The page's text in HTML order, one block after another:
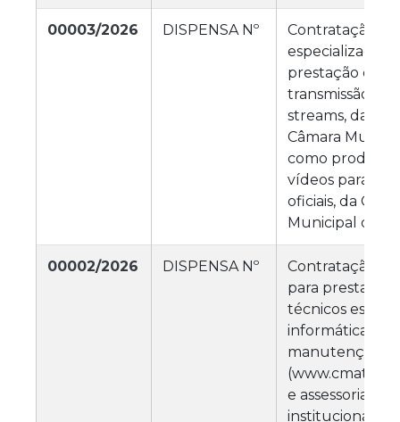
00003/2026 DISPENSA Nº
Contratação
especializada
prestação de
transmissão ao
streams, das
Câmara
como
vídeos para as
oficiais, da
Municipal de
00002/2026 DISPENSA Nº
Contratação
para prestação
técnicos
informática, na
manutenção
e assessoria em
institucionais